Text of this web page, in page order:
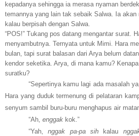
kepadanya sehingga ia merasa nyaman
temannya yang lain tak sebaik Salwa. Ia akan
kalau berpisah dengan Salwa.
“POS!” Tukang pos datang mengantar surat.
menyambutnya. Ternyata untuk Mimi. Hara
bulan, tapi surat balasan dari Arya belum
kendor seketika. Arya, di mana kamu?
suratku?
“Sepertinya kamu lagi ada masalah
Hara yang duduk termenung di pelataran
senyum sambil buru-buru menghapus air
“Ah, enggak kok.”
“Yah,nggak pa-pa sih kalau